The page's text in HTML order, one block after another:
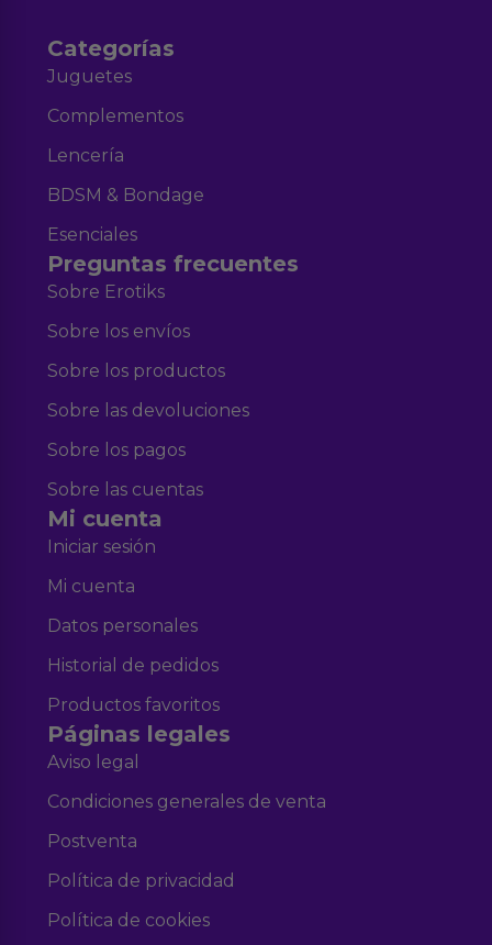
Categorías
Juguetes
Complementos
Lencería
BDSM & Bondage
Esenciales
Preguntas frecuentes
Sobre Erotiks
Sobre los envíos
Sobre los productos
Sobre las devoluciones
Sobre los pagos
Sobre las cuentas
Mi cuenta
Iniciar sesión
Mi cuenta
Datos personales
Historial de pedidos
Productos favoritos
Páginas legales
Aviso legal
Condiciones generales de venta
Postventa
Política de privacidad
Política de cookies